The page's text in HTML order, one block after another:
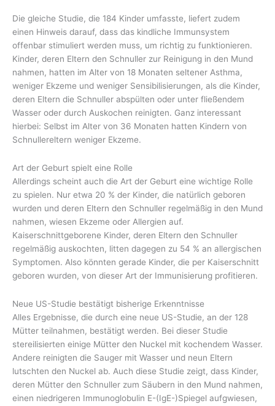
Die gleiche Studie, die 184 Kinder umfasste, liefert zudem
einen Hinweis darauf, dass das kindliche Immunsystem
offenbar stimuliert werden muss, um richtig zu funktionieren.
Kinder, deren Eltern den Schnuller zur Reinigung in den Mund
nahmen, hatten im Alter von 18 Monaten seltener Asthma,
weniger Ekzeme und weniger Sensibilisierungen, als die Kinder,
deren Eltern die Schnuller abspülten oder unter fließendem
Wasser oder durch Auskochen reinigten. Ganz interessant
hierbei: Selbst im Alter von 36 Monaten hatten Kindern von
Schnullereltern weniger Ekzeme.
Art der Geburt spielt eine Rolle
Allerdings scheint auch die Art der Geburt eine wichtige Rolle
zu spielen. Nur etwa 20 % der Kinder, die natürlich geboren
wurden und deren Eltern den Schnuller regelmäßig in den Mund
nahmen, wiesen Ekzeme oder Allergien auf.
Kaiserschnittgeborene Kinder, deren Eltern den Schnuller
regelmäßig auskochten, litten dagegen zu 54 % an allergischen
Symptomen. Also könnten gerade Kinder, die per Kaiserschnitt
geboren wurden, von dieser Art der Immunisierung profitieren.
Neue US-Studie bestätigt bisherige Erkenntnisse
Alles Ergebnisse, die durch eine neue US-Studie, an der 128
Mütter teilnahmen, bestätigt werden. Bei dieser Studie
stereilisierten einige Mütter den Nuckel mit kochendem Wasser.
Andere reinigten die Sauger mit Wasser und neun Eltern
lutschten den Nuckel ab. Auch diese Studie zeigt, dass Kinder,
deren Mütter den Schnuller zum Säubern in den Mund nahmen,
einen niedrigeren Immunoglobulin E-(IgE-)Spiegel aufgwiesen,